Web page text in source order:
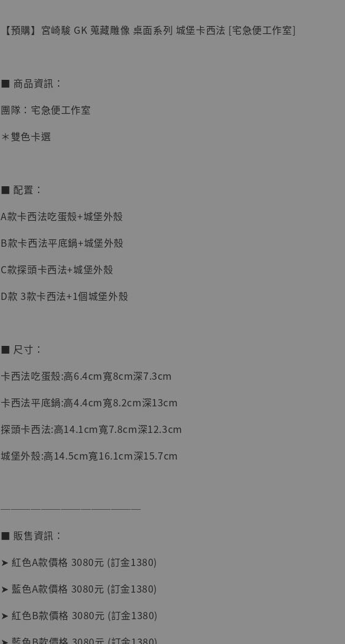
NT$ 4,280
- +
加入購物車
【店內現貨】海賊王
NT$ 1,870
-
【現貨】
【預購】宮崎駿 GK 蒐藏雕像 桌面系列 城堡卡西法 [宅急便工作室]
■ 商品資訊：
團隊：宅急便工作室
＊雙色卡選
■ 配置：
A款卡西法吃蛋殼+城堡外殼
B款卡西法平底鍋+城堡外殼
C款探頭卡西法+城堡外殼
D款 3款卡西法+1個城堡外殼
■ 尺寸：
卡西法吃蛋殼:高6.4cm寬8cm深7.3cm
卡西法平底鍋:高4.4cm寬8.2cm深13cm
探頭卡西法:高14.1cm寬7.8cm深12.3cm
城堡外殼:高14.5cm寬16.1cm深15.7cm
──────────────
■ 販售資訊：
➤ 紅色A款價格 3080元 (訂金1380)
➤ 藍色A款價格 3080元 (訂金1380)
➤ 紅色B款價格 3080元 (訂金1380)